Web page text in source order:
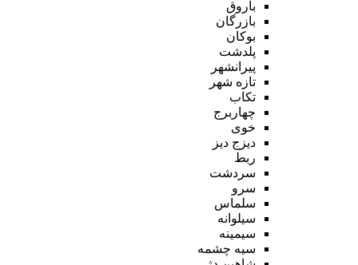
باروق
بازرگان
بوکان
پلدشت
پیرانشهر
تازه شهر
تکاب
چهاربرج
خوی
دیزج دیز
ربط
سردشت
سرو
سلماس
سیلوانه
سیمینه
سیه چشمه